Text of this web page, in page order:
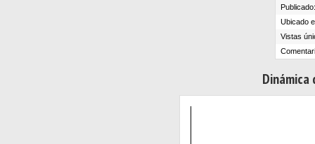
Publicado:
Ubicado
Vistas